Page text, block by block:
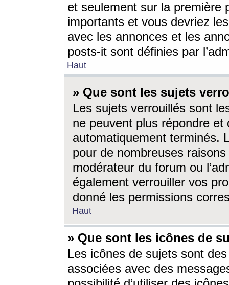
et seulement sur la première
importants et vous devriez
avec les annonces et les
posts-it sont définies par
Haut
» Que sont les sujets
Les sujets verrouillés sont
ne peuvent plus répondre
automatiquement terminés.
pour de nombreuses
modérateur du forum ou
également verrouiller vos
donné les permissions
Haut
» Que sont les icônes de
Les icônes de sujets sont
associées avec des